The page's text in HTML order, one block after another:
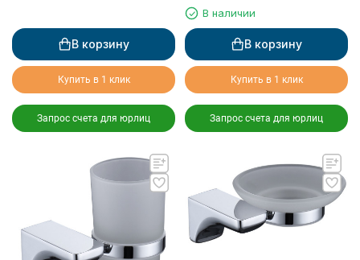
В корзину
Купить в 1 клик
Запрос счета для юрлиц
В наличии
В корзину
Купить в 1 клик
Запрос счета для юрлиц